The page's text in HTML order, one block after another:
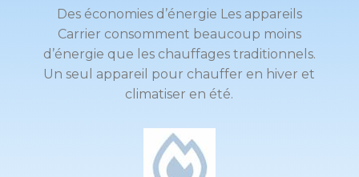
Des économies d’énergie Les appareils
Carrier consomment beaucoup moins
d’énergie que les chauffages traditionnels.
Un seul appareil pour chauffer en hiver et
climatiser en été.